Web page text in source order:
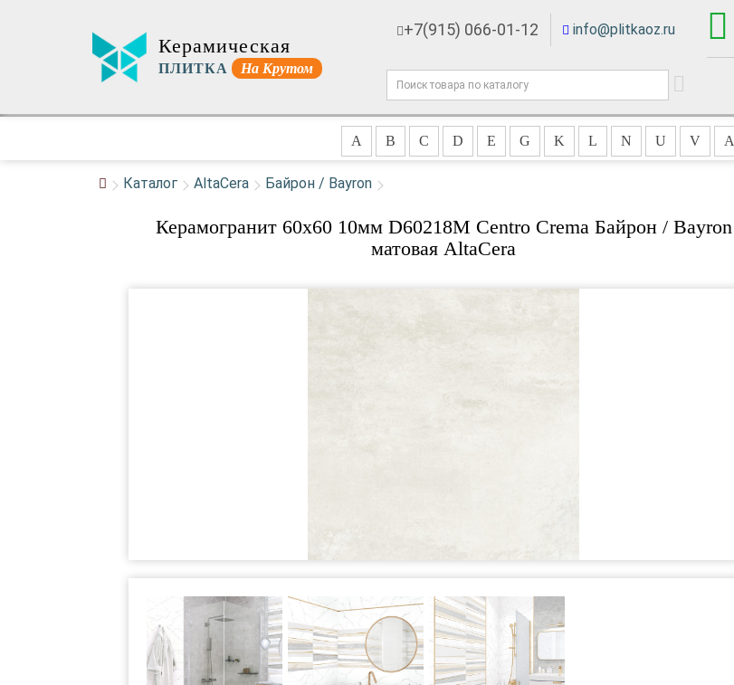
Керамическая
ПЛИТКА На Крутом
+7(915) 066-01-12 info@plitkaoz.ru
A B C D E G K L N U V А
Каталог AltaCera Байрон / Bayron
Керамогранит 60x60 10мм D60218M Centro Crema Байрон / Bayron
матовая AltaCera